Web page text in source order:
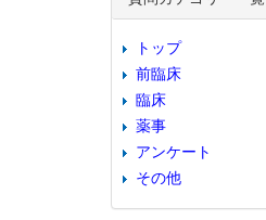
トップ
前臨床
臨床
薬事
アンケート
その他